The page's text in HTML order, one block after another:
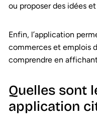
ou proposer des idées
Enfin, l’application
commerces et emplois
comprendre en
Quelles sont
application